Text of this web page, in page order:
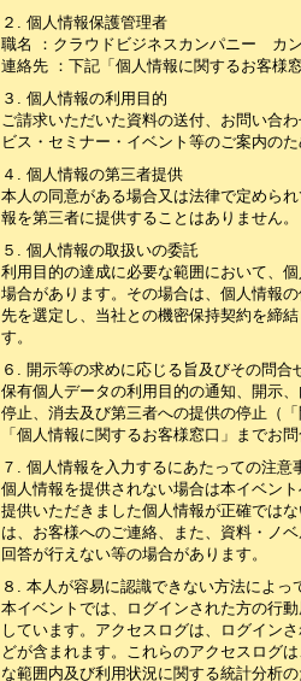
２. 個人情報保護管理者
職名 ：クラウドビジネスカンパニー カ
連絡先 ：下記「個人情報に関するお客様窓
３. 個人情報の利用目的
ご請求いただいた資料の送付、お問い合
ビス・セミナー・イベント等のご案内のた
４. 個人情報の第三者提供
本人の同意がある場合又は法律で定めら
報を第三者に提供することはありません。
５. 個人情報の取扱いの委託
利用目的の達成に必要な範囲において、
場合があります。その場合は、個人情報
先を選定し、当社との機密保持契約を締
す。
６. 開示等の求めに応じる旨及びその問合
保有個人データの利用目的の通知、開示
停止、消去及び第三者への提供の停止（
「個人情報に関するお客様窓口」までお問
７. 個人情報を入力するにあたっての注意
個人情報を提供されない場合は本イベン
提供いただきました個人情報が正確では
は、お客様へのご連絡、また、資料・ノ
回答が行えない等の場合があります。
８. 本人が容易に認識できない方法によっ
本イベントでは、ログインされた方の行
しています。アクセスログは、ログイン
どが含まれます。これらのアクセスログ
な範囲内及び利用状況に関する統計分析の